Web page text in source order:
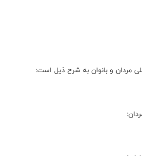
مردان و بانوان به شرح ذیل است: